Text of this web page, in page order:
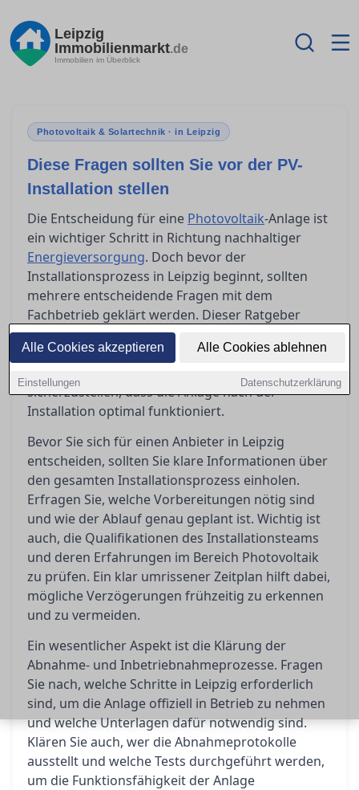
Alle Cookies akzeptieren Alle Cookies ablehnen
Einstellungen Datenschutzerklärung
Leipzig
Immobilienmarkt.de
Immobilien im Überblick
Photovoltaik & Solartechnik · in Leipzig
Diese Fragen sollten Sie vor der PV-
Installation stellen
Die Entscheidung für eine Photovoltaik-Anlage ist
ein wichtiger Schritt in Richtung nachhaltiger
Energieversorgung. Doch bevor der
Installationsprozess in Leipzig beginnt, sollten
mehrere entscheidende Fragen mit dem
Fachbetrieb geklärt werden. Dieser Ratgeber
bietet Orientierung und hilft Ihnen, potenzielle
Herausforderungen bei Abnahme,
sicherzustellen, dass die Anlage nach der
Installation optimal funktioniert.
Bevor Sie sich für einen Anbieter in Leipzig
entscheiden, sollten Sie klare Informationen über
den gesamten Installationsprozess einholen.
Erfragen Sie, welche Vorbereitungen nötig sind
und wie der Ablauf genau geplant ist. Wichtig ist
auch, die Qualifikationen des Installationsteams
und deren Erfahrungen im Bereich Photovoltaik
zu prüfen. Ein klar umrissener Zeitplan hilft dabei,
mögliche Verzögerungen frühzeitig zu erkennen
und zu vermeiden.
Ein wesentlicher Aspekt ist die Klärung der
Abnahme- und Inbetriebnahmeprozesse. Fragen
Sie nach, welche Schritte in Leipzig erforderlich
sind, um die Anlage offiziell in Betrieb zu nehmen
und welche Unterlagen dafür notwendig sind.
Klären Sie auch, wer die Abnahmeprotokolle
ausstellt und welche Tests durchgeführt werden,
um die Funktionsfähigkeit der Anlage